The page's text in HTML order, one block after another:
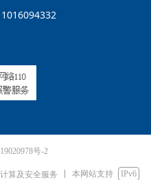
号-2
算及安全服务 本网站支持 IPv6